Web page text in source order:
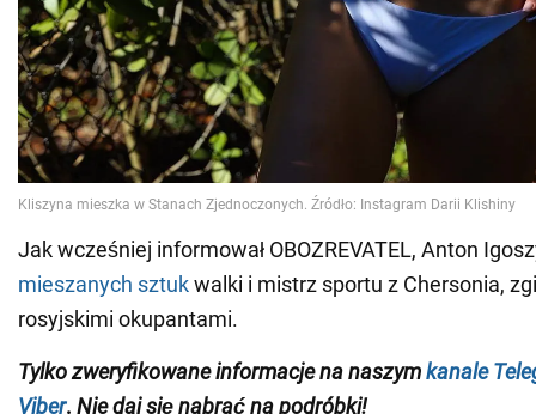
Jak wcześniej informował OBOZREVATEL, Anton
mieszanych sztukwalki i mistrz sportu z Chersonia,
rosyjskimi okupantami.
Tylkozweryfikowane informacje na naszymkanale
Viber. Nie daj się nabrać na podróbki!